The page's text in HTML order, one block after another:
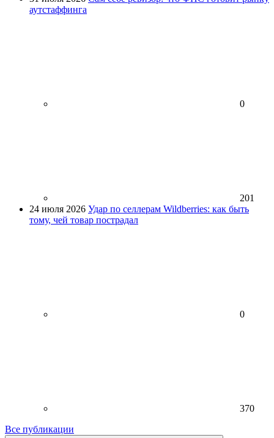
аутстаффинга
0
201
24 июля 2026 Удар по селлерам Wildberries: как быть
тому, чей товар пострадал
0
370
Все публикации